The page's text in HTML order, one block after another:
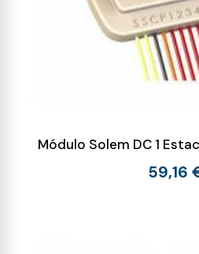
Módulo Solem DC 1
59,16